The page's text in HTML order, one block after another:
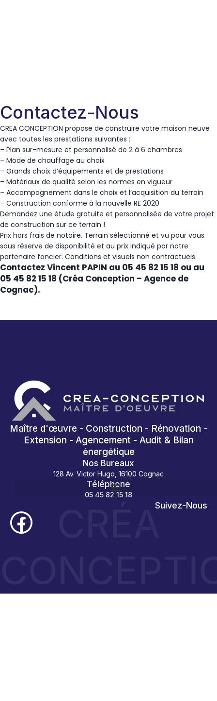
Contactez-Nous
CREA CONCEPTION propose de construire votre maison neuve
avec toutes les prestations suivantes :
– Plan sur-mesure et personnalisé de 2 à 6 chambres
– Mode de chauffage au choix
– Grands choix d’équipements et de prestations
– Matériaux de qualité selon les normes en vigueur
– Accompagnement dans le choix et l’acquisition du terrain
– Construction conforme à la nouvelle RE 2020
Demandez une étude gratuite et personnalisée de votre projet
de construction sur ce terrain !
Prix hors frais de notaire. Terrain sélectionné et vu pour vous
sous réserve de disponibilité et au prix indiqué par notre
partenaire foncier. Conditions et visuels non contractuels.
Contactez Vincent PAPIN au 05 45 82 15 18 ou au
05 45 82 15 18 (Créa Conception – Agence de
Cognac).
Maître d'œuvre - Construction - Rénovation -
Extension - Agencement - Audit & Bilan
énergétique
Nos Bureaux
128 Av. Victor Hugo, 16100 Cognac
Téléphone
05 45 82 15 18
Suivez-Nous
CRÉA